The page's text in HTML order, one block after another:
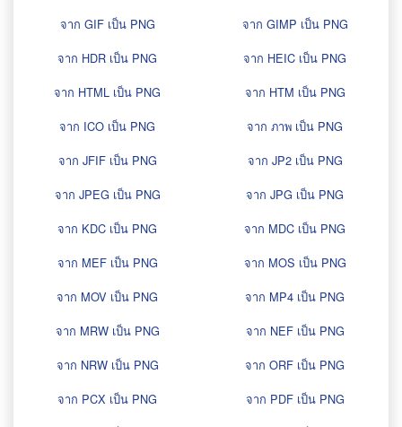
จาก GIF เป็น PNG
จาก GIMP เป็น PNG
จาก HDR เป็น PNG
จาก HEIC เป็น PNG
จาก HTML เป็น PNG
จาก HTM เป็น PNG
จาก ICO เป็น PNG
จาก ภาพ เป็น PNG
จาก JFIF เป็น PNG
จาก JP2 เป็น PNG
จาก JPEG เป็น PNG
จาก JPG เป็น PNG
จาก KDC เป็น PNG
จาก MDC เป็น PNG
จาก MEF เป็น PNG
จาก MOS เป็น PNG
จาก MOV เป็น PNG
จาก MP4 เป็น PNG
จาก MRW เป็น PNG
จาก NEF เป็น PNG
จาก NRW เป็น PNG
จาก ORF เป็น PNG
จาก PCX เป็น PNG
จาก PDF เป็น PNG